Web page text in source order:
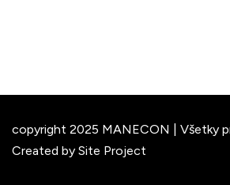
copyright 2025 MANECON | Všetky
Created by Site Project